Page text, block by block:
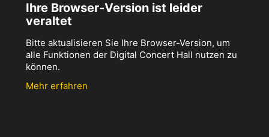
Ihre Browser-Version ist leider
veraltet
Bitte aktualisieren Sie Ihre Browser-Version, um
alle Funktionen der Digital Concert Hall nutzen zu
können.
Mehr erfahren